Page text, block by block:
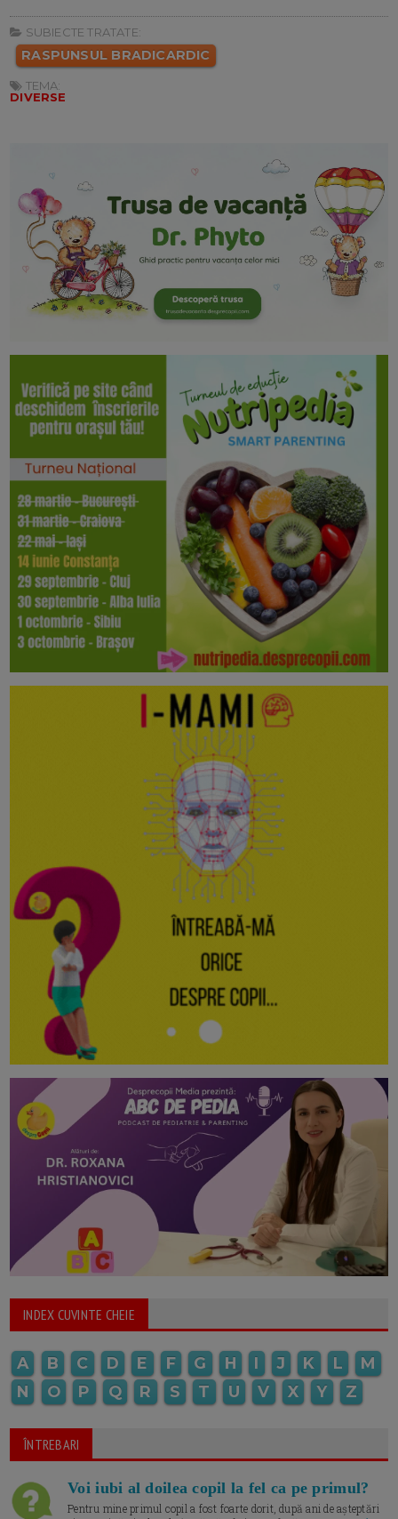
SUBIECTE TRATATE:
RASPUNSUL BRADICARDIC
TEMA:
DIVERSE
INDEX CUVINTE CHEIE
A B C D E F G H I J K L
M
N
O P Q R S T U V X Y Z
ÎNTREBARI
Voi iubi al doilea copil la fel ca pe primul?
Pentru mine primul copil a fost foarte dorit, după ani de așteptări